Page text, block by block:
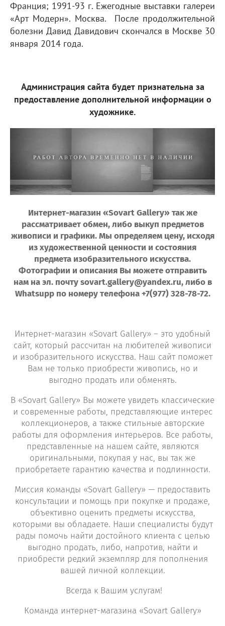
Франция; 1991-93 г. Ежегодные выставки галереи
«Арт Модерн». Москва. После продолжительной
болезни Давид Давидович скончался в Москве 30
января 2014 года.
Администрация сайта будет признательна за
предоставление дополнительной информации о
художнике.
Интернет-магазин «Sovart Gallery» так же
рассматривает обмен, либо выкуп предметов
живописи и графики. Мы определяем цену, исходя
из художественной ценности и состояния
предмета изобразительного искусства.
Фотографии и описания Вы можете отправить
нам на эл. почту sovart.gallery@yandex.ru, либо в
Whatsupp по номеру телефона +7(977) 328-78-72.
Интернет-магазин «Sovart Gallery» – это удобный
сайт, который рассчитан на любителей живописи
и изобразительного искусства. Наш сайт поможет
Вам не только приобрести живопись, но и
выгодно продать или обменять.
В «Sovart Gallery» Вы можете увидеть классические
и современные работы, представляющие интерес
коллекционеров, а также стильные авторские
работы для оформления интерьеров. Все работы,
представленные на нашем сайте, являются
оригинальными, покупая у нас, вы так же
приобретаете гарантию качества и подлинности.
Миссия команды «Sovart Gallery» — предоставить
консультации и помощь при покупке и продаже,
объективно оценить предметы искусства,
которыми вы обладаете. Наши специалисты будут
рады помочь найти достойного клиента с целью
выгодно продать, либо, напротив, найти и
приобрести редкий экземпляр для пополнения
вашей личной коллекции.
Всегда к Вашим услугам!
Команда интернет-магазина «Sovart Gallery»